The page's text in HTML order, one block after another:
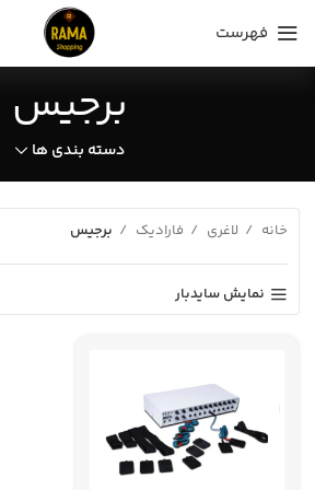
فهرست
برجیس
دسته بندی ها
خانه لاغری فارادیک برجیس
نمایش سایدبار